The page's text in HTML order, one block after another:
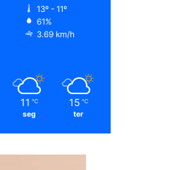
13º - 11º
61%
3.69 km/h
11 ℃
seg
15 ℃
ter